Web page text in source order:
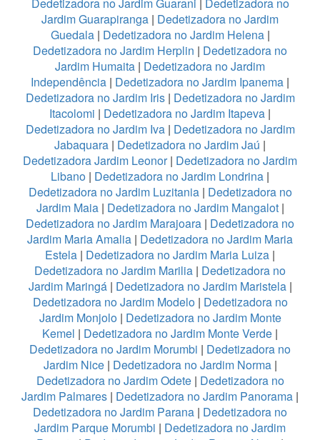
Jardim Guarapiranga | Dedetizadora no Jardim
Guedala| Dedetizadora no Jardim Helena|
Dedetizadora no Jardim Herplin | Dedetizadora no
Jardim Humaita | Dedetizadora no Jardim
Independência | Dedetizadora no Jardim Ipanema |
Dedetizadora no Jardim Iris| Dedetizadora no Jardim
Itacolomi | Dedetizadora no Jardim Itapeva |
Dedetizadora no Jardim Iva| Dedetizadora no Jardim
Jabaquara | Dedetizadora no Jardim Jaú |
Dedetizadora Jardim Leonor| Dedetizadora no Jardim
Libano | Dedetizadora no Jardim Londrina |
Dedetizadora no Jardim Luzitania| Dedetizadora no
Jardim Maia| Dedetizadora no Jardim Mangalot|
Dedetizadora no Jardim Marajoara | Dedetizadora no
Jardim Maria Amalia | Dedetizadora no Jardim Maria
Estela | Dedetizadora no Jardim Maria Luiza |
Dedetizadora no Jardim Marilia | Dedetizadora no
Jardim Maringá| Dedetizadora no Jardim Maristela|
Dedetizadora no Jardim Modelo| Dedetizadora no
Jardim Monjolo| Dedetizadora no Jardim Monte
Kemel | Dedetizadora no Jardim Monte Verde |
Dedetizadora no Jardim Morumbi | Dedetizadora no
Jardim Nice| Dedetizadora no Jardim Norma|
Dedetizadora no Jardim Odete| Dedetizadora no
Jardim Palmares | Dedetizadora no Jardim Panorama |
Dedetizadora no Jardim Parana | Dedetizadora no
Jardim Parque Morumbi | Dedetizadora no Jardim